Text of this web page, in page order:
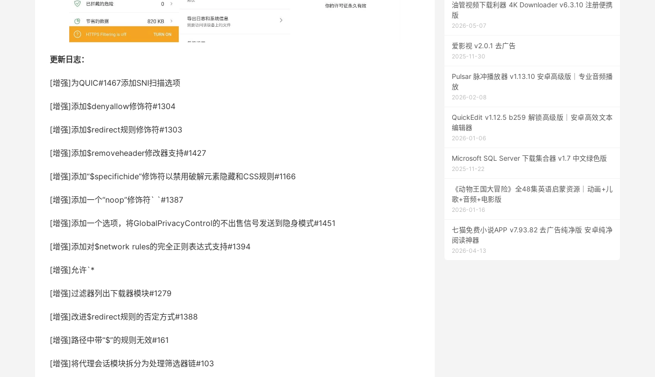
更新日志：
[增强]为QUIC#1467添加SNI扫描选项
[增强]添加$denyallow修饰符#1304
[增强]添加$redirect规则修饰符#1303
[增强]添加$removeheader修改器支持#1427
[增强]添加“$specifichide”修饰符以禁用破解元素隐藏和CSS规则#1166
[增强]添加一个“noop”修饰符` `#1387
[增强]添加一个选项，将GlobalPrivacyControl的不出售信号发送到隐身模式#1451
[增强]添加对$network rules的完全正则表达式支持#1394
[增强]允许`*
[增强]过滤器列出下载器模块#1279
[增强]改进$redirect规则的否定方式#1388
[增强]路径中带“$”的规则无效#161
[增强]将代理会话模块拆分为处理筛选器链#103
油管视频下载利器 4K Downloader v6.3.10 注册便携
版
2026-05-07
爱影视 v2.0.1 去广告
2025-11-30
Pulsar 脉冲播放器 v1.13.10 安卓高级版｜专业音频播
放
2026-02-08
QuickEdit v1.12.5 b259 解锁高级版｜安卓高效文本
编辑器
2026-01-06
Microsoft SQL Server 下载集合器 v1.7 中文绿色版
2025-11-22
《动物王国大冒险》全48集英语启蒙资源｜动画+儿
歌+音频+电影版
2026-01-16
七猫免费小说APP v7.93.82 去广告纯净版 安卓纯净
阅读神器
2026-04-13